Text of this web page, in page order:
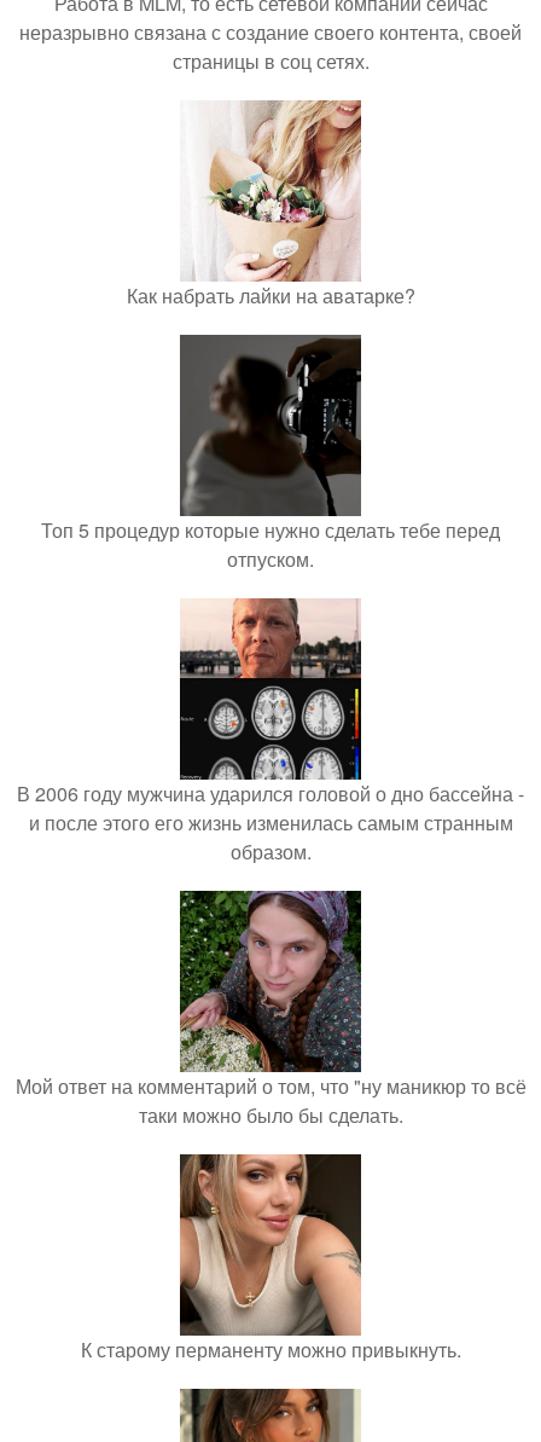
неразрывно связана с создание своего контента, своей
страницы в соц сетях.
Как набрать лайки на аватарке?
Топ 5 процедур которые нужно сделать тебе перед
отпуском.
В 2006 году мужчина ударился головой о дно бассейна -
и после этого его жизнь изменилась самым странным
образом.
Мой ответ на комментарий о том, что "ну маникюр то всё
таки можно было бы сделать.
К старому перманенту можно привыкнуть.